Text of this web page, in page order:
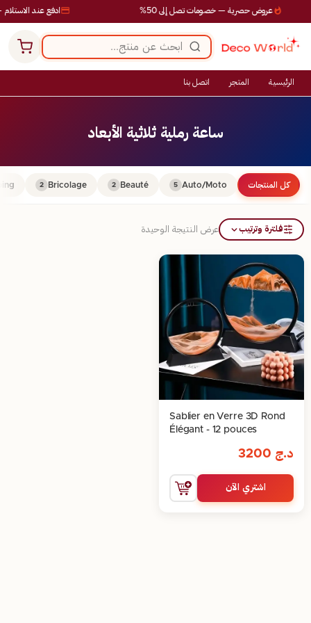
ادفع عند الاستلام عروض حصرية — خصومات تصل إلى 50%
الرئيسية المتجر اتصل بنا
ساعة رملية ثلاثية الأبعاد
كل المنتجات Auto/Moto
5
Beauté
2
Bricolage
2
فلترة وترتيب عرض النتيجة الوحيدة
Sablier en Verre 3D Rond
Élégant - 12 pouces
د.ج
اشتري الآن